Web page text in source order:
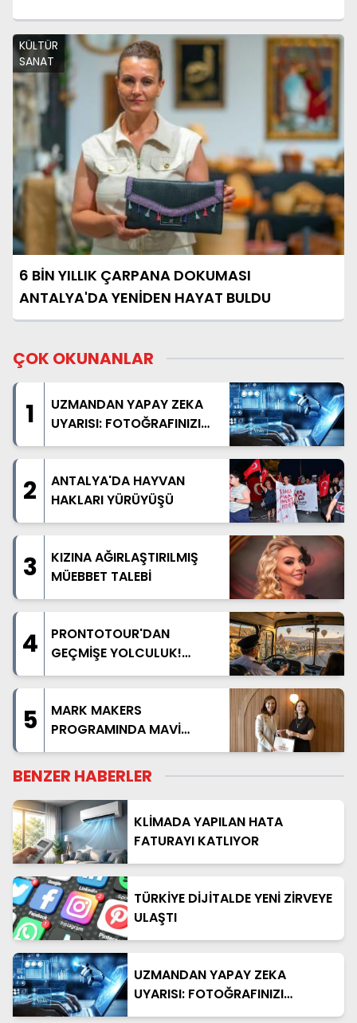
KÜLTÜR
SANAT
6 BİN YILLIK ÇARPANA DOKUMASI
ANTALYA'DA YENİDEN HAYAT BULDU
ÇOK OKUNANLAR
1
UZMANDAN YAPAY ZEKA
UYARISI: FOTOĞRAFINIZI
PAYLAŞMADAN BİR KEZ
2
ANTALYA'DA HAYVAN
HAKLARI YÜRÜYÜŞÜ
3
KIZINA AĞIRLAŞTIRILMIŞ
MÜEBBET TALEBİ
4
PRONTOTOUR'DAN
GEÇMİŞE YOLCULUK!
NOSTALJİK OTOBÜSLÜ
BAŞLIYOR
5
MARK MAKERS
PROGRAMINDA MAVİ
AKDENİZ ANLATILDI
BENZER HABERLER
KLİMADA YAPILAN HATA
FATURAYI KATLIYOR
TÜRKİYE DİJİTALDE YENİ ZİRVEYE
ULAŞTI
UZMANDAN YAPAY ZEKA
UYARISI: FOTOĞRAFINIZI
PAYLAŞMADAN BİR KEZ DAHA